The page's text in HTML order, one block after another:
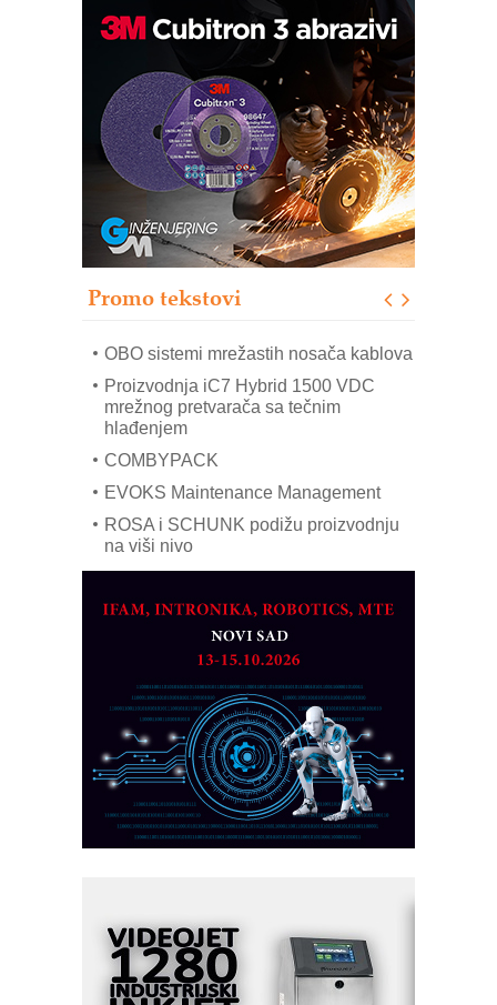
Promo tekstovi
Potpuna efikasnost bez složenih
sistema
Trajna oznaka kao dugoročna korist
Bezbednost na prvom mestu!
IB BLUMENAUER - više od 40 godina
poverenja u industriji
RMQ-TITAN ADVANCED INDICATOR
– Pametna signalizacija za efikasnije
upravljanje mašinama
Mitutoyo Crysta-Apex V PLUS: Nova
OBO sistemi mrežastih nosača kablova
Proizvodnja iC7 Hybrid 1500 VDC
mrežnog pretvarača sa tečnim
hlađenjem
COMBYPACK
EVOKS Maintenance Management
ROSA i SCHUNK podižu proizvodnju
na viši nivo
MAREX - Lim i mašine za savremena
Marcom-plast d.o.o.- vaš pouzdan
partner
CTO - Prilagodite svoju toplinsku
obradu!
Razvoj asortimanskog pravca MINI-
PLC AKYTEC
AUKOM: Svetski standard metrologije
dostupan u Srbiji
I.SAFE MOBILE revolucioniše
industrijsku automatizaciju
pionirskimmobile operator PANEL-OM